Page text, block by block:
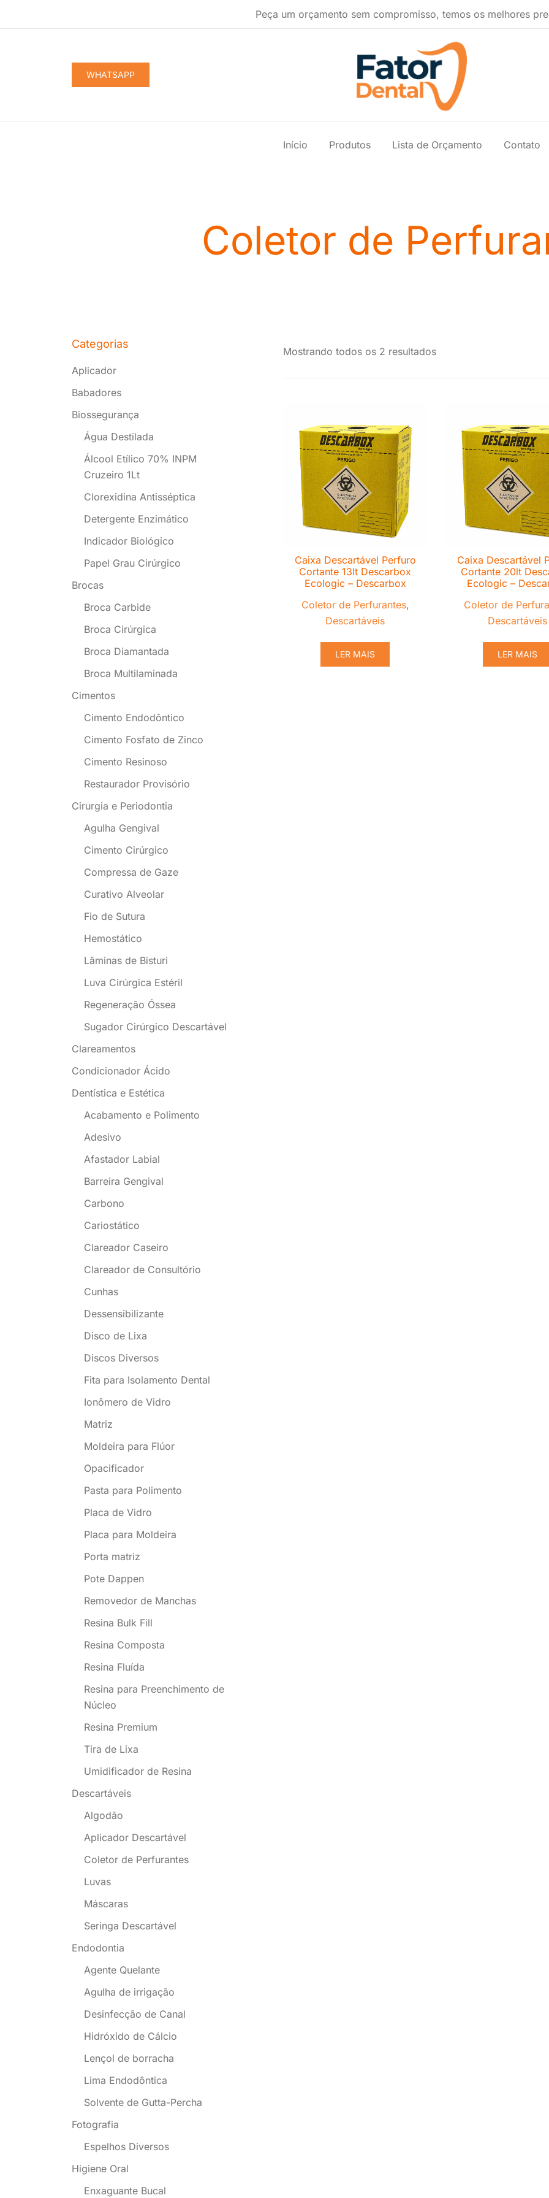
Peça um orçamento sem compromisso, temos os melhores
WHATSAPP
Início
Produtos Lista de Orçamento Contato
Coletor de
Mostrando todos os 2 resultados
Caixa Descartável Perfuro
Cortante 13lt Descarbox
Ecologic – Descarbox
Coletor de Perfurantes,
Descartáveis
LER MAIS
Caixa Descartável
Cortante 20lt
Ecologic –
Coletor de
Descartáveis
LER MAIS
Categorias
Aplicador
Babadores
Biossegurança
Água Destilada
Álcool Etílico 70% INPM
Cruzeiro 1Lt
Clorexidina Antisséptica
Detergente Enzimático
Indicador Biológico
Papel Grau Cirúrgico
Brocas
Broca Carbide
Broca Cirúrgica
Broca Diamantada
Broca Multilaminada
Cimentos
Cimento Endodôntico
Cimento Fosfato de Zinco
Cimento Resinoso
Restaurador Provisório
Cirurgia e Periodontia
Agulha Gengival
Cimento Cirúrgico
Compressa de Gaze
Curativo Alveolar
Fio de Sutura
Hemostático
Lâminas de Bisturi
Luva Cirúrgica Estéril
Regeneração Óssea
Sugador Cirúrgico Descartável
Clareamentos
Condicionador Ácido
Dentística e Estética
Acabamento e Polimento
Adesivo
Afastador Labial
Barreira Gengival
Carbono
Cariostático
Clareador Caseiro
Clareador de Consultório
Cunhas
Dessensibilizante
Disco de Lixa
Discos Diversos
Fita para Isolamento Dental
Ionômero de Vidro
Matriz
Moldeira para Flúor
Opacificador
Pasta para Polimento
Placa de Vidro
Placa para Moldeira
Porta matriz
Pote Dappen
Removedor de Manchas
Resina Bulk Fill
Resina Composta
Resina Fluída
Resina para Preenchimento de
Núcleo
Resina Premium
Tira de Lixa
Umidificador de Resina
Descartáveis
Algodão
Aplicador Descartável
Coletor de Perfurantes
Luvas
Máscaras
Seringa Descartável
Endodontia
Agente Quelante
Agulha de irrigação
Desinfecção de Canal
Hidróxido de Cálcio
Lençol de borracha
Lima Endodôntica
Solvente de Gutta-Percha
Fotografia
Espelhos Diversos
Higiene Oral
Enxaguante Bucal